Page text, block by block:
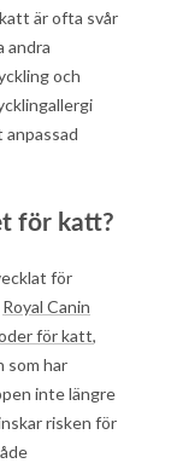
är ofta svår
andra
och
för katt?
för
Royal Canin
för katt,
som har
inte längre
risken för